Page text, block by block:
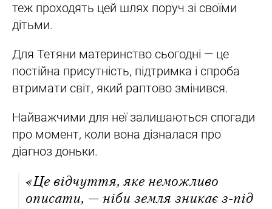
теж проходять цей шлях поруч зі своїми
дітьми.
Для Тетяни материнство сьогодні — це
постійна присутність, підтримка і спроба
втримати світ, який раптово змінився.
Найважчими для неї залишаються спогади
про момент, коли вона дізналася про
діагноз доньки.
«Це відчуття, яке неможливо
описати, — ніби земля зникає з-під